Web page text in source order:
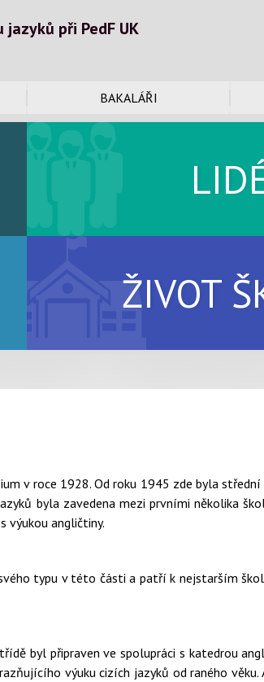
při PedF UK
BAKALÁŘI
ŽIVOT
v roce 1928. Od roku 1945 zde byla střední
byla zavedena mezi prvními několika
výukou angličtiny.
typu v této části a patří k nejstarším
byl připraven ve spolupráci s katedrou
výuku cizích jazyků od raného